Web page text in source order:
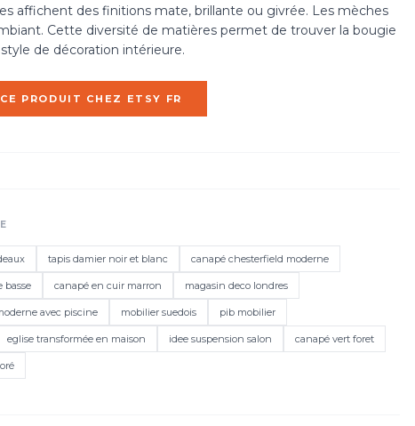
affichent des finitions mate, brillante ou givrée. Les mèches
Cette diversité de matières permet de trouver la bougie
de décoration intérieure.
PRODUIT CHEZ ETSY FR
tapis damier noir et blanc canapé chesterfield moderne
basse canapé en cuir marron magasin deco londres
avec piscine mobilier suedois pib mobilier
eglise transformée en maison idee suspension salon canapé vert foret